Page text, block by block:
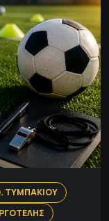
ΤΥΜΠΑΚΙΟΥ